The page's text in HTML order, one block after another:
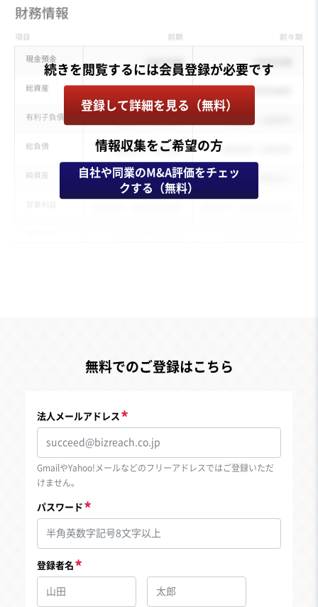
登録して詳細を見る（無料）
情報収集をご希望の方
自社や同業のM&A評価をチェッ
クする（無料）
無料でのご登録はこちら
法人メールアドレス
GmailやYahoo!メールなどのフリーアドレスではご登録いただ
けません。
パスワード
登録者名